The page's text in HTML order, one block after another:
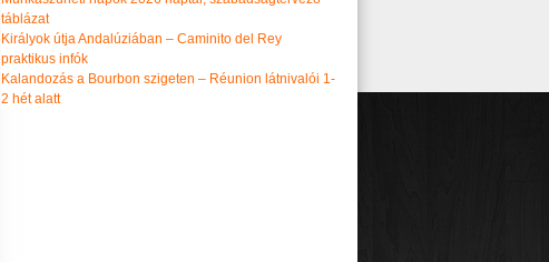
táblázat
Királyok útja Andalúziában – Caminito del Rey
praktikus infók
Kalandozás a Bourbon szigeten – Réunion látnivalói 1-
2 hét alatt